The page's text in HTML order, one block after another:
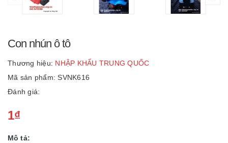
Con nhún ô tô
Thương hiệu: NHẬP KHẨU TRUNG QUỐC
Mã sản phẩm: SVNK616
Đánh giá:
1₫
Mô tả: